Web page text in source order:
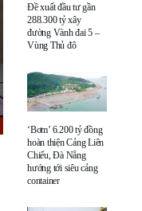
Đề xuất đầu tư gần
288.300 tỷ xây
đường Vành đai 5 –
Vùng Thủ đô
‘Bơm’ 6.200 tỷ đồng
hoàn thiện Cảng Liên
Chiểu, Đà Nẵng
hướng tới siêu cảng
container